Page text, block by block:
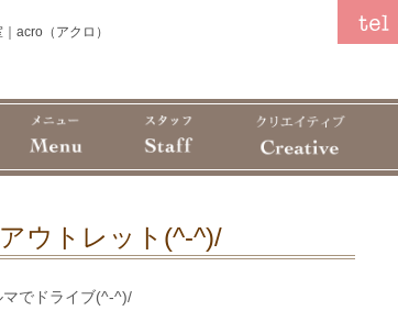
acro（アクロ）
ウトレット(^-^)/
でドライブ(^-^)/